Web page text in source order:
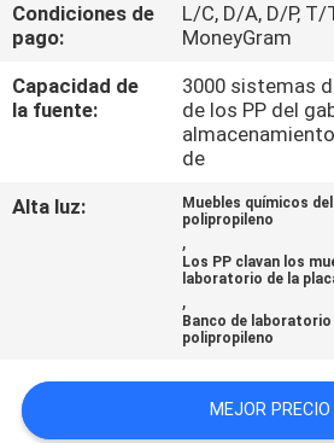
SOLICITAR
UNA
COTIZACIÓN
MAPA
PRIVACY
POLICY
Condiciones de
pago:
L/C, D/A, D/P,
MoneyGram
Capacidad de
la fuente:
3000 sistemas
de los PP del
de
Alta luz:
Muebles químicos
polipropileno
,
Los PP clavan los
laboratorio de la
,
Banco de laboratorio
polipropileno
MEJOR PRECIO